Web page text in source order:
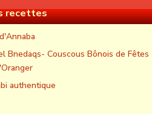
recettes
Bnedaqs- Couscous Bônois de Fêtes
authentique